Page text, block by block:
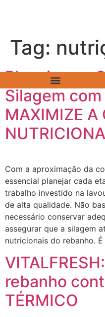
Tag:
Planeje sua
Silagem com
MAXIMIZE A
Com a aproximação da
essencial planejar cada
trabalho investido na
de alta qualidade. Não
necessário conservar
assegurar que a silagem
nutricionais do rebanho.
rebanho
TÉRMICO